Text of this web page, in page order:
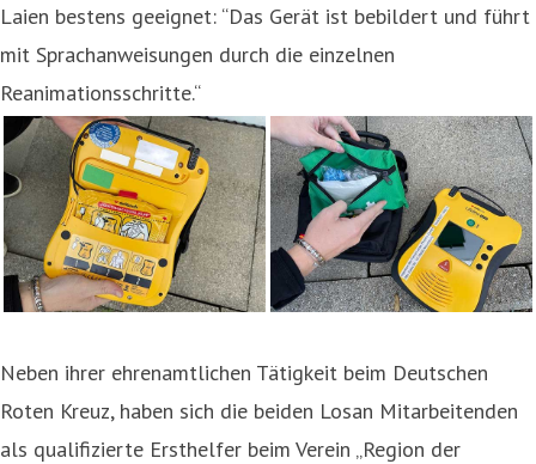
Laien bestens geeignet: “Das Gerät ist bebildert und führt
mit Sprachanweisungen durch die einzelnen
Reanimationsschritte.“
Neben ihrer ehrenamtlichen Tätigkeit beim Deutschen
Roten Kreuz, haben sich die beiden Losan Mitarbeitenden
als qualifizierte Ersthelfer beim Verein „Region der